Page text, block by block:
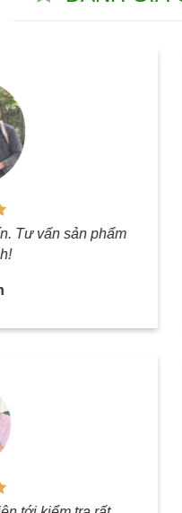
Mọi người lên đời
nhiều